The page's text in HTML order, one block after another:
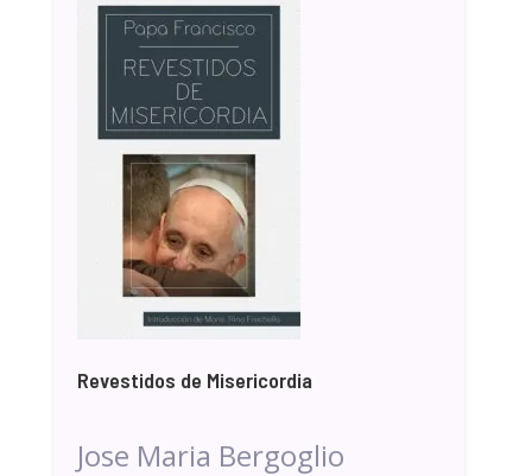
Revestidos de Misericordia
Jose Maria Bergoglio